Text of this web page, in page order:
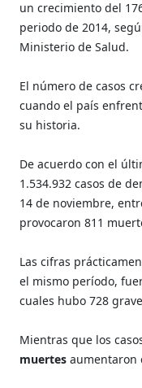
un crecimiento del
periodo de 2014,
Ministerio de Salud.
El número de casos
cuando el país
su historia.
De acuerdo con el
1.534.932 casos de
14 de noviembre,
provocaron 811
Las cifras
el mismo período,
cuales hubo 728
Mientras que los
muertes aumentaron